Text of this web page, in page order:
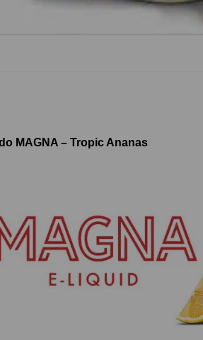
MAGNA – Tropic Ananas